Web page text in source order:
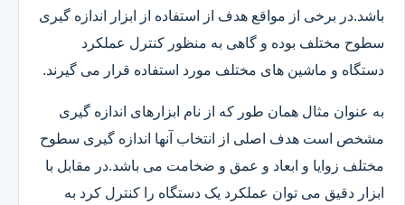
باشد.در برخی از مواقع هدف از استفاده از ابزار اندازه گیری
سطوح مختلف بوده و گاهی به منظور کنترل عملکرد
دستگاه و ماشین های مختلف مورد استفاده قرار می گیرند.
به عنوان مثال همان طور که از نام ابزارهای اندازه گیری
مشخص است هدف اصلی از انتخاب آنها اندازه گیری سطوح
مختلف زوایا و ابعاد و عمق و ضخامت می باشد.در مقابل با
ابزار دقیق می توان عملکرد یک دستگاه را کنترل کرد به